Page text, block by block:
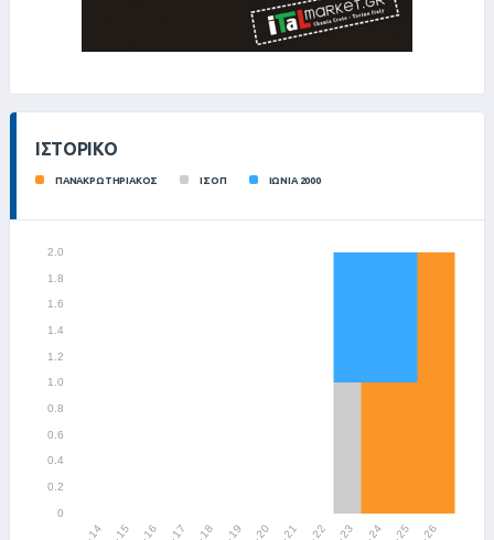
ΙΣΤΟΡΙΚΌ
ΠΑΝΑΚΡΩΤΗΡΙΑΚΟΣ ΙΣΟΠ ΙΩΝΙΑ 2000